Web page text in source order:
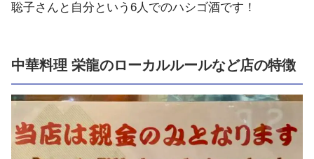
聡子さんと自分という6人でのハシゴ酒です！
中華料理 栄龍のローカルルールなど店の特徴